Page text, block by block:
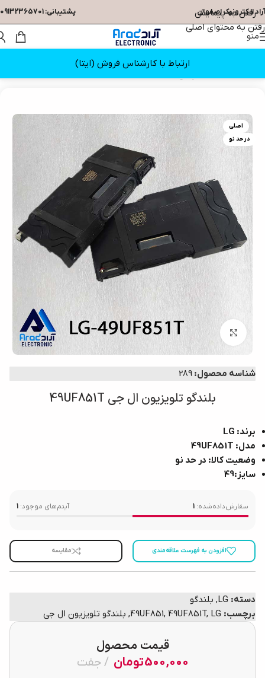
رفتن به پیمایش
رفتن به محتوای اصلی
آراد الکترونیک اصفهان پشتیبانی: 09132365701
منو
ارتباط با کارشناس فروش (ایتا)
اصلی
در حد نو
برای بزرگ‌نمایی کلیک کنید
شناسه محصول: 289
بلندگو تلویزیون ال جی 49UF851T
برند: LG
مدل: 49UF851T
وضعیت کالا: در حد نو
سایز:49
سفارش‌داده‌شده: 1 آیتم‌های موجود: 1
افزودن به فهرست علاقه‌مندی مقایسه
دسته: LG
, بلندگو
برچسب:
49UF851, 49UF851T, LG
, بلندگو تلویزیون ال جی
قیمت محصول
500,000تومان جفت